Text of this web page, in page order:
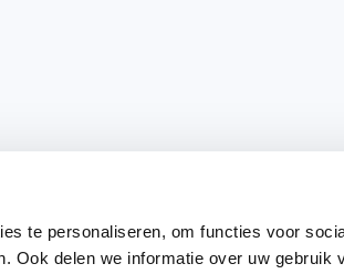
te personaliseren, om functies voor
Ook delen we informatie over uw gebruik